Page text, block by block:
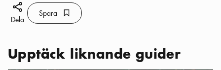
Dela ikon
Dela
Spara Bokmärke ikon
Spara
Upptäck liknande guider